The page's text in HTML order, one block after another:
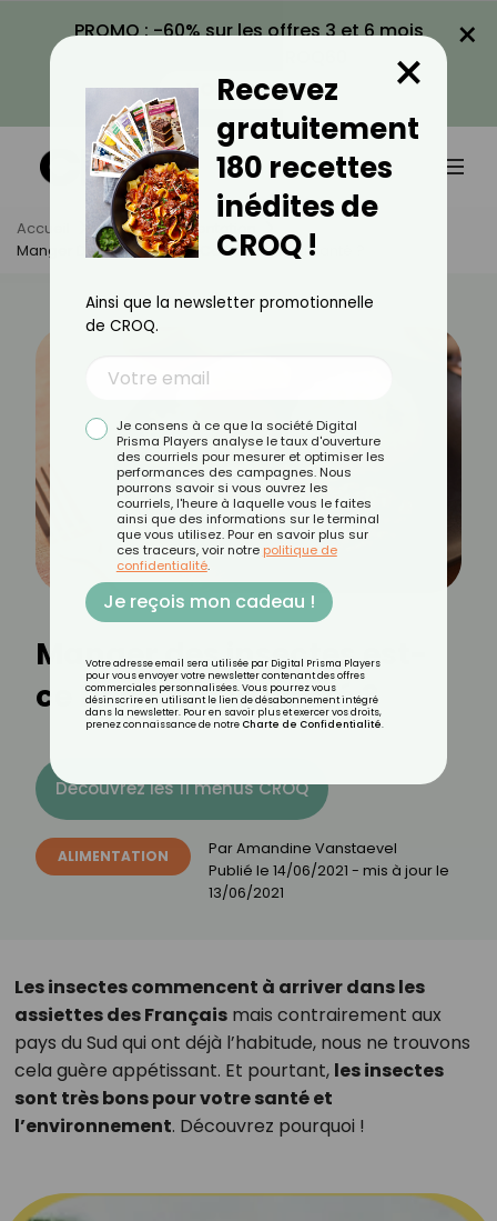
PROMO : -60% sur les offres 3 et 6 mois
VOIR LA PROMO
×
Accueil Actus
Alimentation
Manger Des Insectes Est-Ce Bon Pour La Santé ?
Manger des insectes est-
ce bon pour la santé ?
Découvrez les 11 menus CROQ
ALIMENTATION ParAmandine Vanstaevel
Publié le 14/06/2021 - mis à jour le
13/06/2021
Les insectes commencent à arriver dans les
assiettes des Françaismais contrairement aux
pays du Sud qui ont déjà l’habitude, nous ne trouvons
cela guère appétissant. Et pourtant, les insectes
sont très bons pour votre santé et
l’environnement. Découvrez pourquoi !
Recevez
gratuitement
180 recettes
inédites de
CROQ !
×
Ainsi que la newsletter promotionnelle
de CROQ.
Je consens à ce que la société Digital
Prisma Players analyse le taux d'ouverture
des courriels pour mesurer et optimiser les
performances des campagnes. Nous
pourrons savoir si vous ouvrez les
courriels, l'heure à laquelle vous le faites
ainsi que des informations sur le terminal
que vous utilisez. Pour en savoir plus sur
ces traceurs, voir notre politique de
confidentialité.
Je reçois mon cadeau !
Votre adresse email sera utilisée par Digital Prisma Players
pour vous envoyer votre newsletter contenant des offres
commerciales personnalisées. Vous pourrez vous
désinscrire en utilisant le lien de désabonnement intégré
dans la newsletter. Pour en savoir plus et exercer vos droits,
prenez connaissance de notre Charte de Confidentialité.